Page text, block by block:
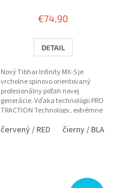
€74,90
DETAIL
Nový Tibhar Infinity MX-S je
vrcholne spinovo orientovaný
profesionálny poťah novej
generácie. Vďaka technológii PRO
TRACTION Technology, extrémne
a...
červený / RED čierny / BLACK